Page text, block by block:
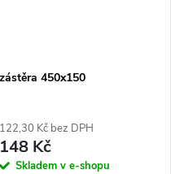
zástěra 450x150
122,30 Kč bez DPH
148 Kč
Skladem v e-shopu